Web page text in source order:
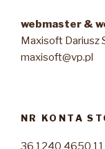
webmaster &
Maxisoft Dariusz
maxisoft@vp.pl
NR KONTA
36 1240 4650